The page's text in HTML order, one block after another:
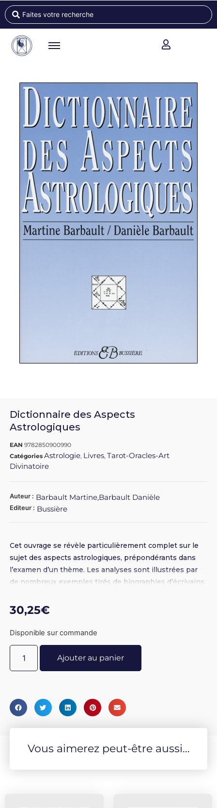
Dictionnaire des Aspects
Astrologiques
EAN 9782850900990
Catégories Astrologie, Livres, Tarot-Oracles-Art
Divinatoire
Auteur : Barbault Martine,Barbault Danièle
Editeur : Bussière
Cet ouvrage se révèle particulièrement complet sur le
sujet des aspects astrologiques, prépondérants dans
l’examen d’un thème. Les analyses sont illustrées par
de nombreux exemples tirés de biographies d’écrivains.
30,25€
Disponible sur commande
Ajouter au panier
Vous aimerez peut-être aussi...